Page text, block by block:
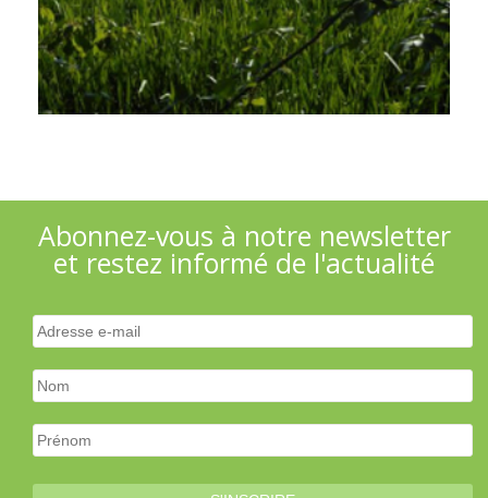
Abonnez-vous à notre newsletter
et restez informé de l'actualité